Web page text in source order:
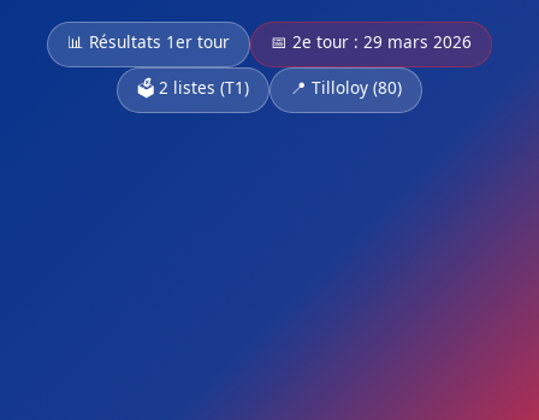
📊 Résultats 1er tour
📅 2e tour : 29 mars 2026
🗳️ 2 listes (T1)
📍 Tilloloy (80)